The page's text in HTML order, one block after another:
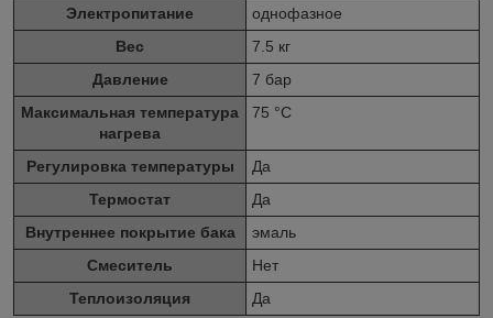
Электропитание
однофазное
Вес
7.5 кг
Давление
7 бар
Максимальная температура
нагрева
75 °C
Регулировка температуры
Да
Термостат
Да
Внутреннее покрытие бака
эмаль
Смеситель
Нет
Теплоизоляция
Да